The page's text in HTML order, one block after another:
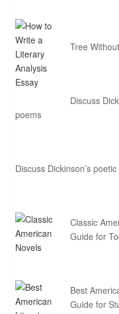
Tree
Discuss
poems
Discuss Dickinson’s
Classic
Guide for
Best
Guide for